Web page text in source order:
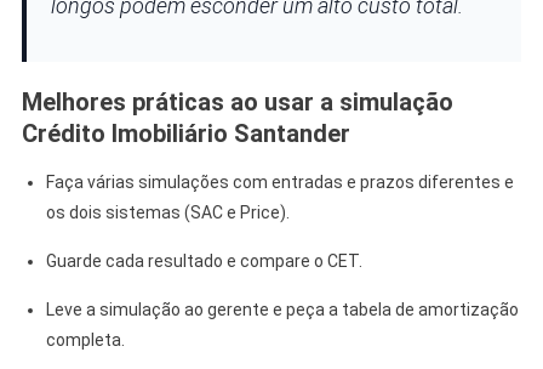
Melhores práticas ao usar a simulação
Crédito Imobiliário Santander
Faça várias simulações com entradas e prazos diferentes e
os dois sistemas (SAC e Price).
Guarde cada resultado e compare o CET.
Leve a simulação ao gerente e peça a tabela de amortização
completa.